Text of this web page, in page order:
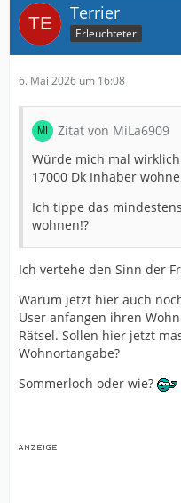
Terrier
Erleuchteter
6. Mai 2026 um 16:08
Zitat von MiLa6909
Würde mich mal
17000 Dk Inhaber
Ich tippe das
wohnen!?
Ich vertehe den Sinn der
Warum jetzt hier auch
User anfangen ihren
Rätsel. Sollen hier jetzt
Wohnortangabe?
Sommerloch oder wie?